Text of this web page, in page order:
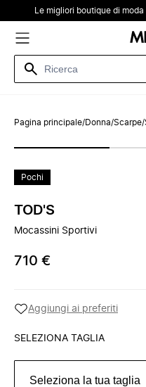
Le migliori boutique di
Pagina principale/Donna/Scarpe/
Pochi
TOD'S
Mocassini Sportivi
710 €
Aggiungi ai preferiti
SELEZIONA TAGLIA
Seleziona la tua taglia